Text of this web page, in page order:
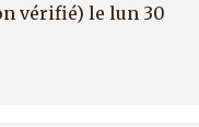
vérifié) le lun 30